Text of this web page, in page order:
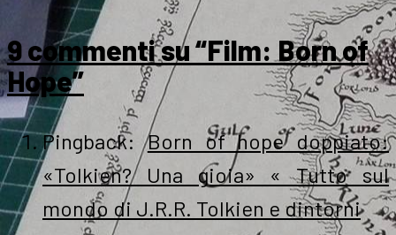
9 commenti su “Film: Born of
Hope”
Pingback:Born of hope doppiato:
«Tolkien? Una gioia» « Tutto sul
mondo di J.R.R. Tolkien e dintorni